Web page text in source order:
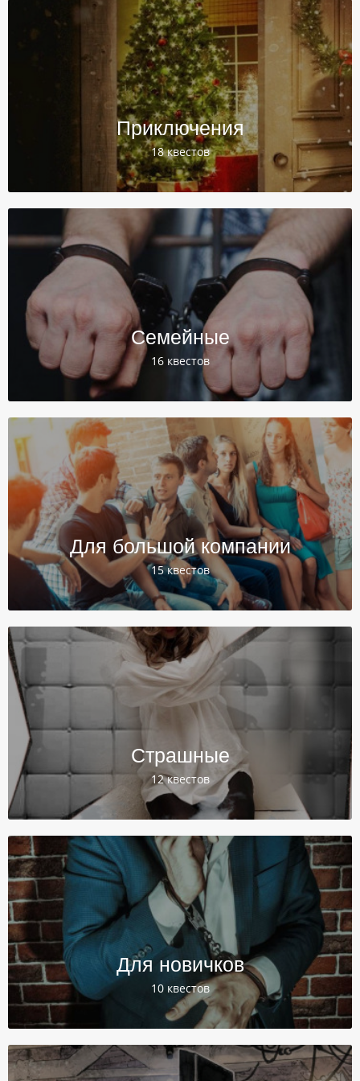
Приключения
18 квестов
Семейные
16 квестов
Для большой компании
15 квестов
Страшные
12 квестов
Для новичков
10 квестов